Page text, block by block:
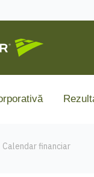
Calendar financiar